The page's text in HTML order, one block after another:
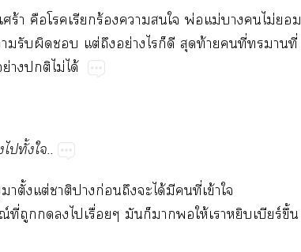
ร้​​​​ร้​​​​พ่​ม่​​​ไม่​​
ต่​​ย่​​​​​ท้​​ี่​​ี่​
​​ไม่​ได้
​..
​ต่​​​ก่​​​ได้​​​ี่​ข้​​
​​​​​ให้​​​ร์​ึ้​